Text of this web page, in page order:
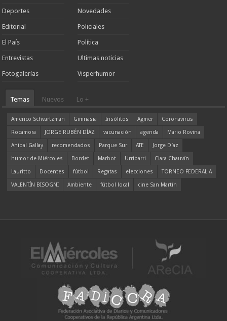
Deportes
Editorial
El País
Entrevistas
Fotogalerías
Novedades
Policiales
Política
Ultimas noticias
Visperhumor
Temas Nuevos Lo +
Americo Schvartzman Gimnasia Insólitos Agmer
Coronavirus
Rocamora
JORGE RUBÉN DÍAZ vacunación agenda
Mario Rovina
Aníbal Gallay
recomendados Parque Sur ATE
Jorge Díaz
humor de Miércoles
Bordet Marbot Urribarri
Clara Chauvín
Lauritto
Docentes fútbol Regatas elecciones
TORNEO FEDERAL A
VALENTÍN BISOGNI
Ambiente fútbol local cine San Martín